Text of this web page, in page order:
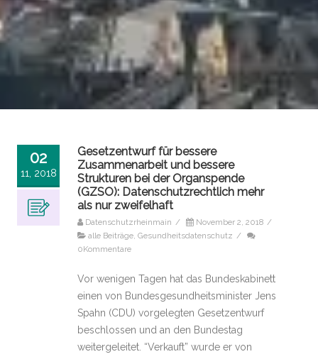
02
11, 2018
Gesetzentwurf für bessere
Zusammenarbeit und bessere
Strukturen bei der Organspende
(GZSO): Datenschutzrechtlich mehr
als nur zweifelhaft
Datenschutzrheinmain / November 2, 2018 /
alle Beiträge, Gesundheitsdatenschutz /
0Kommentare
Vor wenigen Tagen hat das Bundeskabinett
einen von Bundesgesundheitsminister Jens
Spahn (CDU) vorgelegten Gesetzentwurf
beschlossen und an den Bundestag
weitergeleitet. “Verkauft” wurde er von